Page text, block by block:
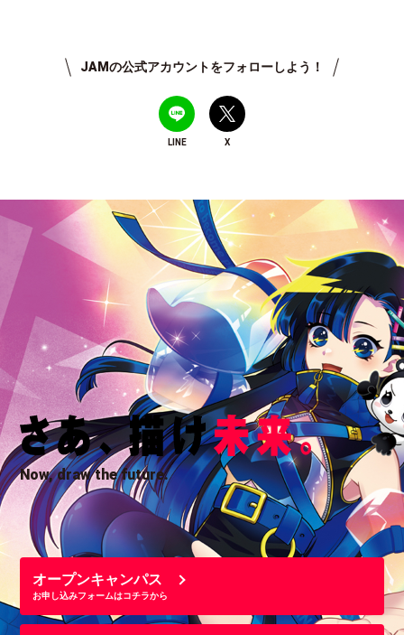
JAMの公式アカウントをフォローしよう！
LINE X
Now, draw the future.
オープンキャンパス
お申し込みフォームはコチラから